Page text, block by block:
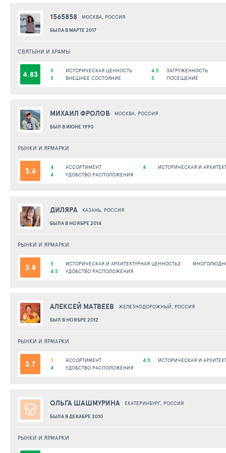
1565858 МОСКВА, РОССИЯ
БЫЛА В МАРТЕ 2017
СВЯТЫНИ И ХРАМЫ
4.83 5 ИСТОРИЧЕСКАЯ ЦЕННОСТЬ 4.5 ЗАГРУЖЕННОСТЬ
5 ВНЕШНЕЕ СОСТОЯНИЕ 5 ПОСЕЩЕНИЕ
МИХАИЛ ФРОЛОВ МОСКВА, РОССИЯ
БЫЛ В ИЮНЕ 1990
РЫНКИ И ЯРМАРКИ
3.6 4 АССОРТИМЕНТ 4 ИСТОРИЧЕСКАЯ И
4 УДОБСТВО РАСПОЛОЖЕНИЯ
ДИЛЯРА КАЗАНЬ, РОССИЯ
БЫЛА В НОЯБРЕ 2014
РЫНКИ И ЯРМАРКИ
3.8 5 ИСТОРИЧЕСКАЯ И АРХИТЕКТУРНАЯ ЦЕННОСТЬ2
4.5 УДОБСТВО РАСПОЛОЖЕНИЯ
АЛЕКСЕЙ МАТВЕЕВ ЖЕЛЕЗНОДОРОЖНЫЙ, РОССИЯ
БЫЛ В НОЯБРЕ 2012
РЫНКИ И ЯРМАРКИ
3.7 3 АССОРТИМЕНТ 4.5 ИСТОРИЧЕСКАЯ И
4 УДОБСТВО РАСПОЛОЖЕНИЯ
ОЛЬГА ШАШМУРИНА ЕКАТЕРИНБУРГ, РОССИЯ
БЫЛА В ДЕКАБРЕ 2010
РЫНКИ И ЯРМАРКИ